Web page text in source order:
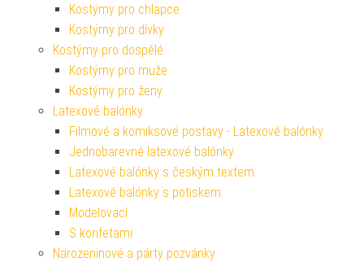
Kostýmy pro chlapce
Kostýmy pro dívky
Kostýmy pro dospělé
Kostýmy pro muže
Kostýmy pro ženy
Latexové balónky
Filmové a komiksové postavy - Latexové balónky
Jednobarevné latexové balónky
Latexové balónky s českým textem
Latexové balónky s potiskem
Modelovací
S konfetami
Narozeninové a párty pozvánky